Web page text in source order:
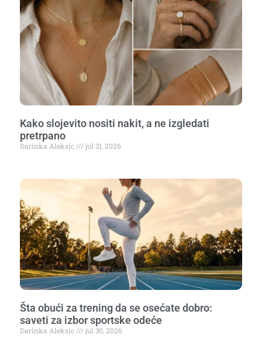
Kako slojevito nositi nakit, a ne izgledati
pretrpano
Darinka Aleksic jul 31, 2026
Šta obući za trening da se osećate dobro:
saveti za izbor sportske odeće
Darinka Aleksic jul 30, 2026